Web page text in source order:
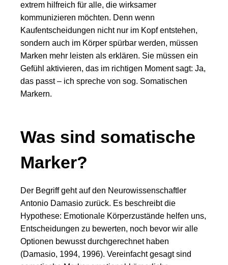
extrem hilfreich für alle, die wirksamer
kommunizieren möchten. Denn wenn
Kaufentscheidungen nicht nur im Kopf entstehen,
sondern auch im Körper spürbar werden, müssen
Marken mehr leisten als erklären. Sie müssen ein
Gefühl aktivieren, das im richtigen Moment sagt: Ja,
das passt – ich spreche von sog. Somatischen
Markern.
Was sind somatische
Marker?
Der Begriff geht auf den Neurowissenschaftler
Antonio Damasio zurück. Es beschreibt die
Hypothese: Emotionale Körperzustände helfen uns,
Entscheidungen zu bewerten, noch bevor wir alle
Optionen bewusst durchgerechnet haben
(Damasio, 1994, 1996). Vereinfacht gesagt sind